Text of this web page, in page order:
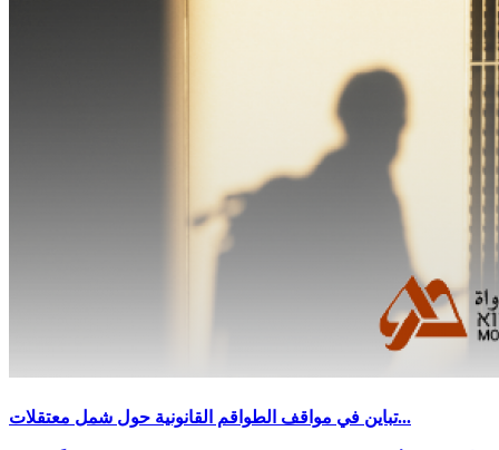
تباين في مواقف الطواقم القانونية حول شمل معتقلات...